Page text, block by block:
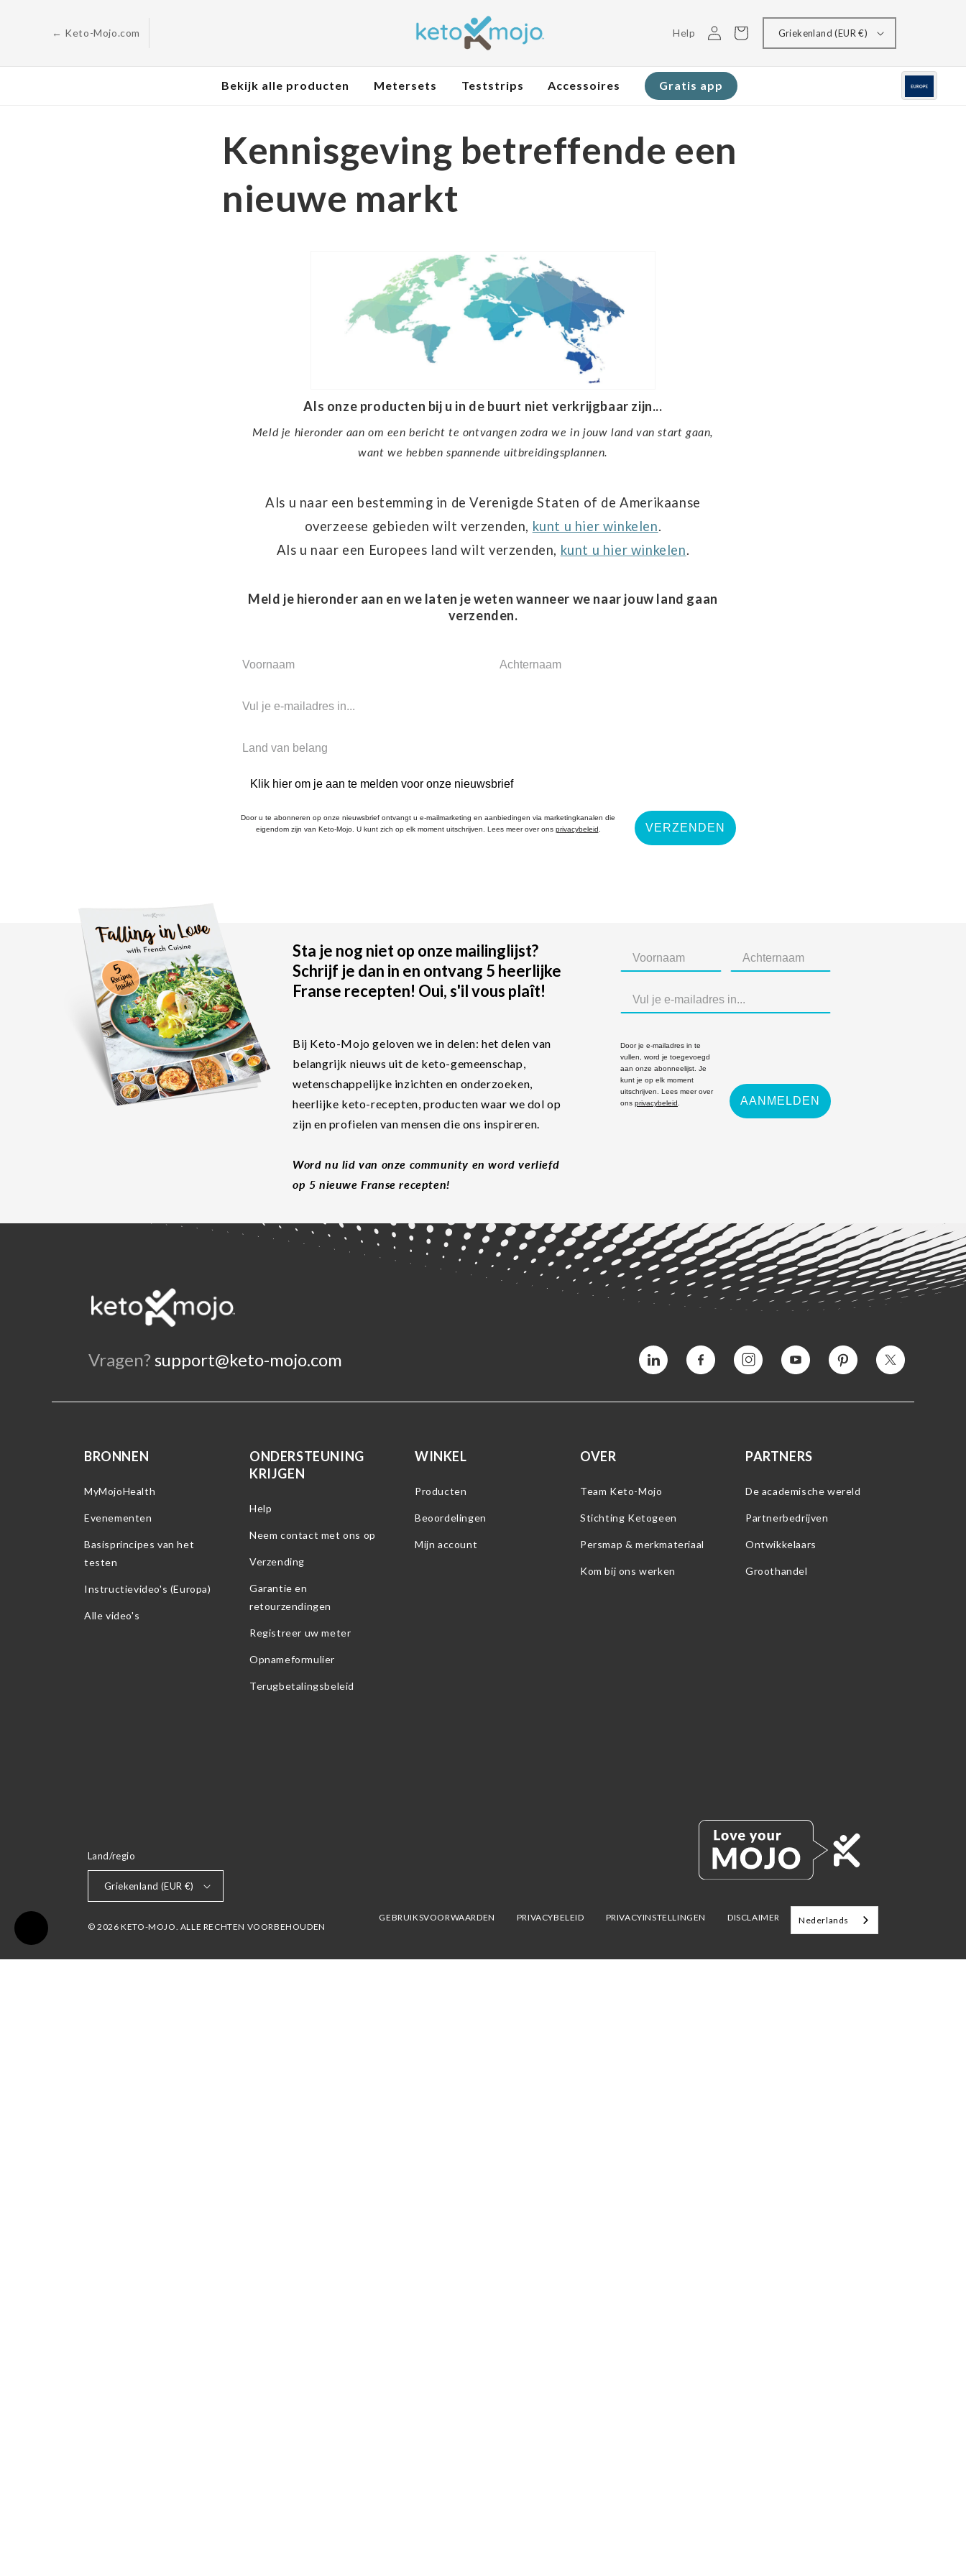
← Keto-Mojo.com HelpInloggen
Winkelwagen Griekenland (EUR €)
Bekijk alle producten Metersets Teststrips Accessoires Gratis app
Kennisgeving betreffende een
nieuwe markt
Als onze producten bij u in de buurt niet verkrijgbaar zijn...
Meld je hieronder aan om een bericht te ontvangen zodra we in jouw land van start gaan,
want we hebben spannende uitbreidingsplannen.
Als u naar een bestemming in de Verenigde Staten of de Amerikaanse
overzeese gebieden wilt verzenden, kunt u hier winkelen.
Als u naar een Europees land wilt verzenden, kunt u hier winkelen.
Meld je hieronder aan en we laten je weten wanneer we naar jouw land gaan
verzenden.
Klik hier om je aan te melden voor onze nieuwsbrief
Door u te abonneren op onze nieuwsbrief ontvangt u e-mailmarketing en aanbiedingen via marketingkanalen die
eigendom zijn van Keto-Mojo. U kunt zich op elk moment uitschrijven. Lees meer over ons privacybeleid VERZENDEN
Sta je nog niet op onze mailinglijst?
Schrijf je dan in en ontvang 5 heerlijke
Franse recepten! Oui, s'il vous plaît!
Bij Keto-Mojo geloven we in delen: het delen van
belangrijk nieuws uit de keto-gemeenschap,
wetenschappelijke inzichten en onderzoeken,
heerlijke keto-recepten, producten waar we dol op
zijn en profielen van mensen die ons inspireren.
Word nu lid van onze community en word verliefd
op 5 nieuwe Franse recepten!
Door je e-mailadres in te
vullen, word je toegevoegd
aan onze abonneelijst. Je
kunt je op elk moment
uitschrijven. Lees meer over
ons privacybeleid AANMELDEN
Vragen? support@keto-mojo.com Vimeo Facebook InstagramYouTube Pinterest Twitter
BRONNEN
MyMojoHealth
Evenementen
Basisprincipes van het
testen
Instructievideo's (Europa)
Alle video's
ONDERSTEUNING
KRIJGEN
Help
Neem contact met ons op
Verzending
Garantie en
retourzendingen
Registreer uw meter
Opnameformulier
Terugbetalingsbeleid
WINKEL
Producten
Beoordelingen
Mijn account
OVER
Team Keto-Mojo
Stichting Ketogeen
Persmap & merkmateriaal
Kom bij ons werken
PARTNERS
De academische wereld
Partnerbedrijven
Ontwikkelaars
Groothandel
Land/regio
Griekenland (EUR €)
© 2026 KETO-MOJO. ALLE RECHTEN VOORBEHOUDEN
GEBRUIKSVOORWAARDEN PRIVACYBELEID PRIVACYINSTELLINGEN DISCLAIMER Nederlands